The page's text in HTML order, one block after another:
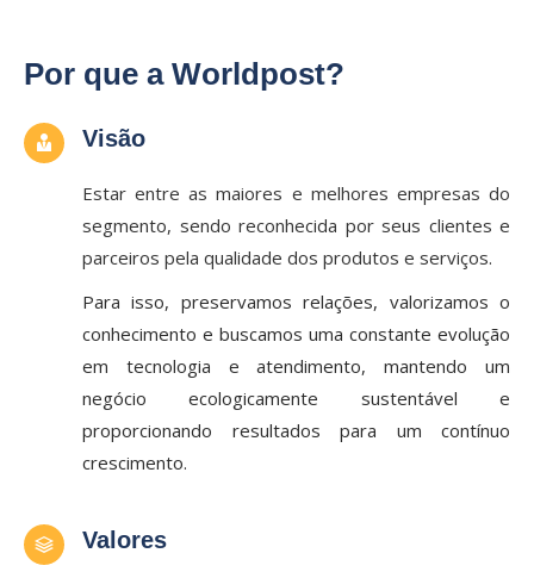
Por que a Worldpost?
Visão
Estar entre as maiores e melhores empresas do
segmento, sendo reconhecida por seus clientes e
parceiros pela qualidade dos produtos e serviços.
Para isso, preservamos relações, valorizamos o
conhecimento e buscamos uma constante evolução
em tecnologia e atendimento, mantendo um
negócio ecologicamente sustentável e
proporcionando resultados para um contínuo
crescimento.
Valores